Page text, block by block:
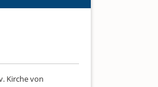
Kirche von